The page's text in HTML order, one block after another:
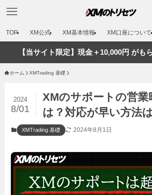
TOP XM公式 XM基本情報 XM口座について
【当サイト限定】現金＋10,000円 がも
ホーム XMTrading 基礎
XMのサポートの営業
は？対応が早い方法
2024
8/01
XMTrading 基礎 2024年8月1日